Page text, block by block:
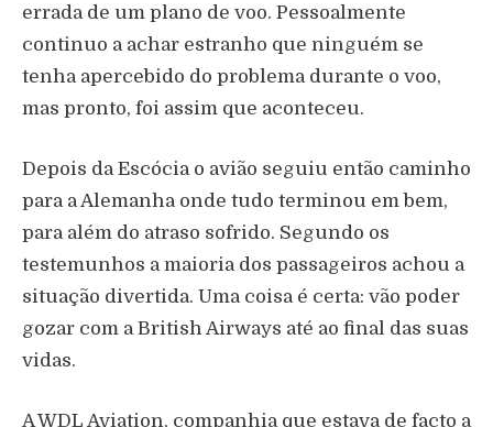
errada de um plano de voo. Pessoalmente
continuo a achar estranho que ninguém se
tenha apercebido do problema durante o voo,
mas pronto, foi assim que aconteceu.
Depois da Escócia o avião seguiu então caminho
para a Alemanha onde tudo terminou em bem,
para além do atraso sofrido. Segundo os
testemunhos a maioria dos passageiros achou a
situação divertida. Uma coisa é certa: vão poder
gozar com a British Airways até ao final das suas
vidas.
A WDL Aviation, companhia que estava de facto a